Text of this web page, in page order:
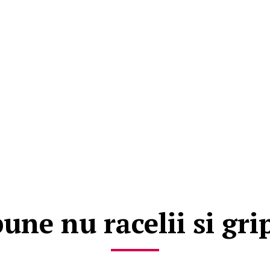
nu racelii si